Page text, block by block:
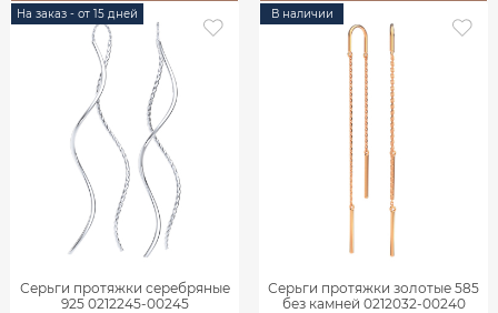
На заказ - от 15 дней
Серьги протяжки серебряные
925 0212245-00245
В наличии
Серьги протяжки золотые 585
без камней 0212032-00240